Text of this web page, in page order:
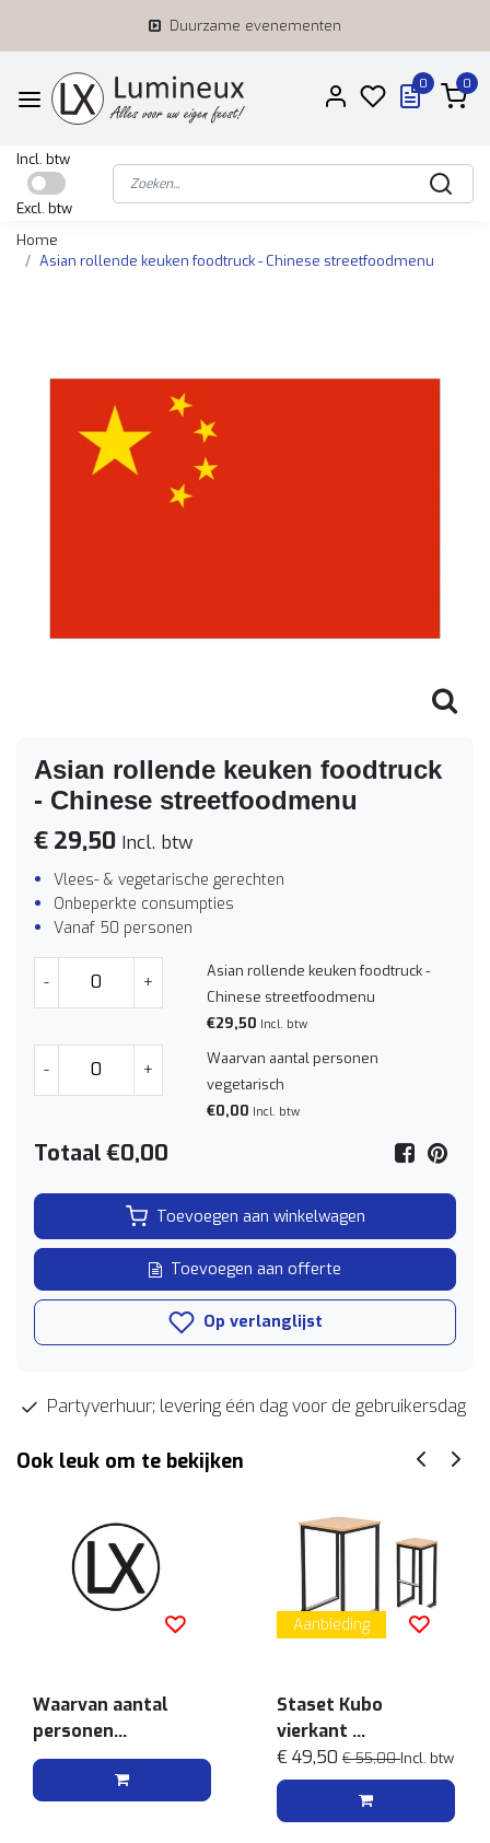
Duurzame evenementen
0 0
Incl. btw
Excl. btw
Home
Asian rollende keuken foodtruck - Chinese streetfoodmenu
Asian rollende keuken foodtruck
- Chinese streetfoodmenu
€ 29,50 Incl. btw
Vlees- & vegetarische gerechten
Onbeperkte consumpties
Vanaf 50 personen
- +
Asian rollende keuken foodtruck -
Chinese streetfoodmenu
€29,50 Incl. btw
- +
Waarvan aantal personen
vegetarisch
€0,00 Incl. btw
Totaal€0,00
Toevoegen aan winkelwagen
Toevoegen aan offerte
Op verlanglijst
Partyverhuur; levering één dag voor de gebruikersdag
Ook leuk om te bekijken
Waarvan aantal
personen
vegetarisch
Aanbieding
Staset Kubo
vierkant
Zwart/bamboe
€ 49,50 € 55,00Incl. btw